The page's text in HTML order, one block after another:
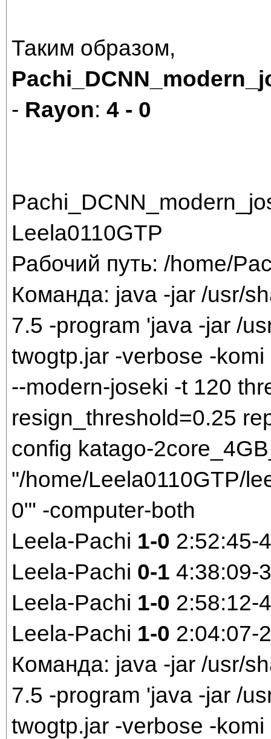
Таким образом,
- Rayon: 4 - 0
Leela0110GTP
Рабочий путь: /home/
Команда: java -jar /usr/
7.5 -program 'java -jar /
twogtp.jar -verbose -
--modern-joseki -t 120
resign_threshold=0.25
config katago-
"/home/Leela0110GTP/
0"' -computer-both
Leela-Pachi 1-0 2:52:45-
Leela-Pachi 0-1 4:38:09-
Leela-Pachi 1-0 2:58:12-
Leela-Pachi 1-0 2:04:07-
Команда: java -jar /usr/
7.5 -program 'java -jar /
twogtp.jar -verbose -